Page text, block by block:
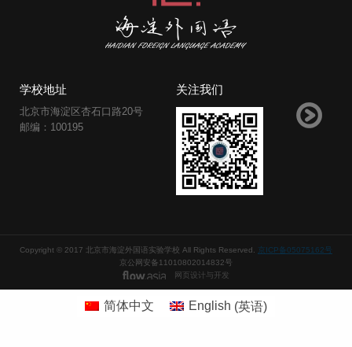
学校地址
北京市海淀区杏石口路20号
邮编：100195
关注我们
Copyright © 2017 北京市海淀外国语实验学校 All Rights Reserved. 京ICP备05075162号
京公网安备11010802014832号
网页设计与开发
简体中文 English (英语)